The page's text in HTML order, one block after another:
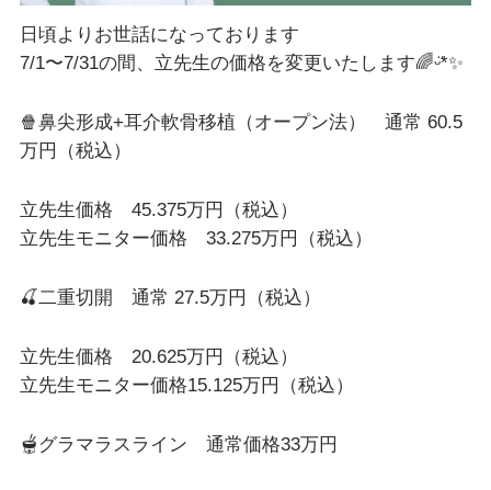
日頃よりお世話になっております
7/1〜7/31の間、立先生の価格を変更いたします🌈ᵕ̈*✨
🍿鼻尖形成+耳介軟骨移植（オープン法） 通常 60.5
万円（税込）
立先生価格 45.375万円（税込）
立先生モニター価格 33.275万円（税込）
🍒二重切開 通常 27.5万円（税込）
立先生価格 20.625万円（税込）
立先生モニター価格15.125万円（税込）
🫕グラマラスライン 通常価格33万円